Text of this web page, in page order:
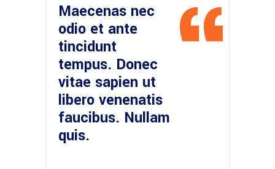
Maecenas nec
odio et ante
tincidunt
tempus. Donec
vitae sapien ut
libero venenatis
faucibus. Nullam
quis.